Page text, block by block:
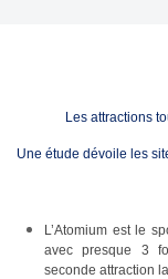
Les attractions
Une étude dévoile les
L’Atomium est le
avec presque 3
seconde attraction